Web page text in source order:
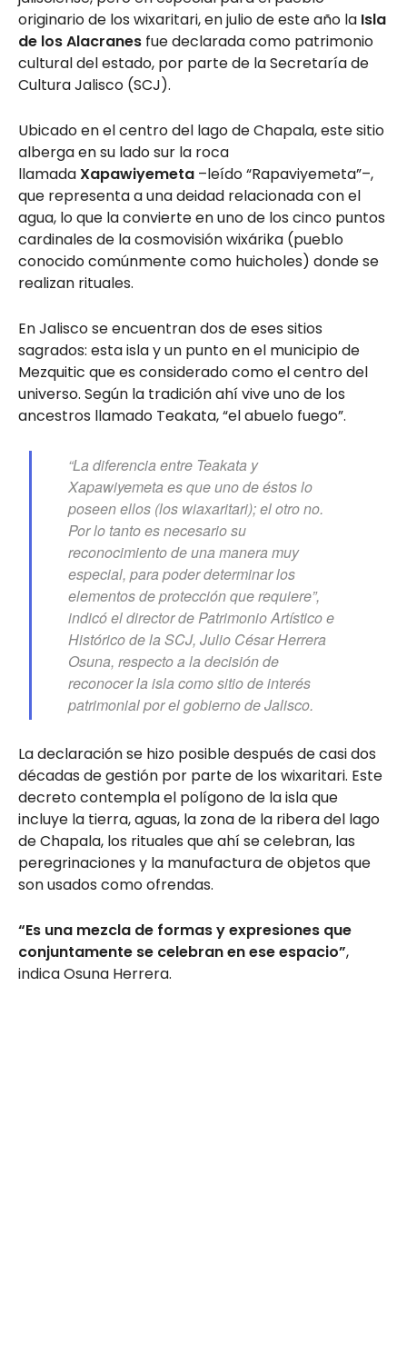
originario de los wixaritari, en julio de este año la Isla
de los Alacranes fue declarada como patrimonio
cultural del estado, por parte de la Secretaría de
Cultura Jalisco (SCJ).
Ubicado en el centro del lago de Chapala, este sitio
alberga en su lado sur la roca
llamadaXapawiyemeta –leído “Rapaviyemeta”–,
que representa a una deidad relacionada con el
agua, lo que la convierte en uno de los cinco puntos
cardinales de la cosmovisión wixárika (pueblo
conocido comúnmente como huicholes) donde se
realizan rituales.
En Jalisco se encuentran dos de eses sitios
sagrados: esta isla y un punto en el municipio de
Mezquitic que es considerado como el centro del
universo. Según la tradición ahí vive uno de los
ancestros llamado Teakata, “el abuelo fuego”.
“La diferencia entre Teakata y
Xapawiyemeta es que uno de éstos lo
poseen ellos (los wiaxaritari); el otro no.
Por lo tanto es necesario su
reconocimiento de una manera muy
especial, para poder determinar los
elementos de protección que requiere”,
indicó el director de Patrimonio Artístico e
Histórico de la SCJ, Julio César Herrera
Osuna, respecto a la decisión de
reconocer la isla como sitio de interés
patrimonial por el gobierno de Jalisco.
La declaración se hizo posible después de casi dos
décadas de gestión por parte de los wixaritari. Este
decreto contempla el polígono de la isla que
incluye la tierra, aguas, la zona de la ribera del lago
de Chapala, los rituales que ahí se celebran, las
peregrinaciones y la manufactura de objetos que
son usados como ofrendas.
“Es una mezcla de formas y expresiones que
conjuntamente se celebran en ese espacio”,
indica Osuna Herrera.